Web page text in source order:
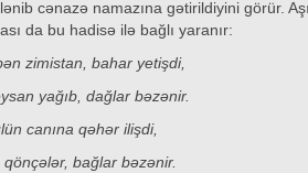
cənazə namazına gətirildiyini görür.
da bu hadisə ilə bağlı yaranır:
zimistan, bahar yetişdi,
yağıb, dağlar bəzənir.
canına qəhər ilişdi,
qönçələr, bağlar bəzənir.